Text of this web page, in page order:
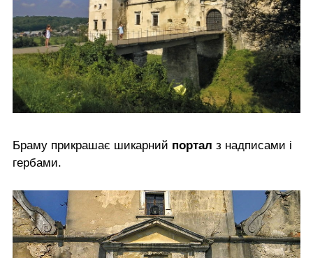
Браму прикрашає шикарний портал з надписами і
гербами.